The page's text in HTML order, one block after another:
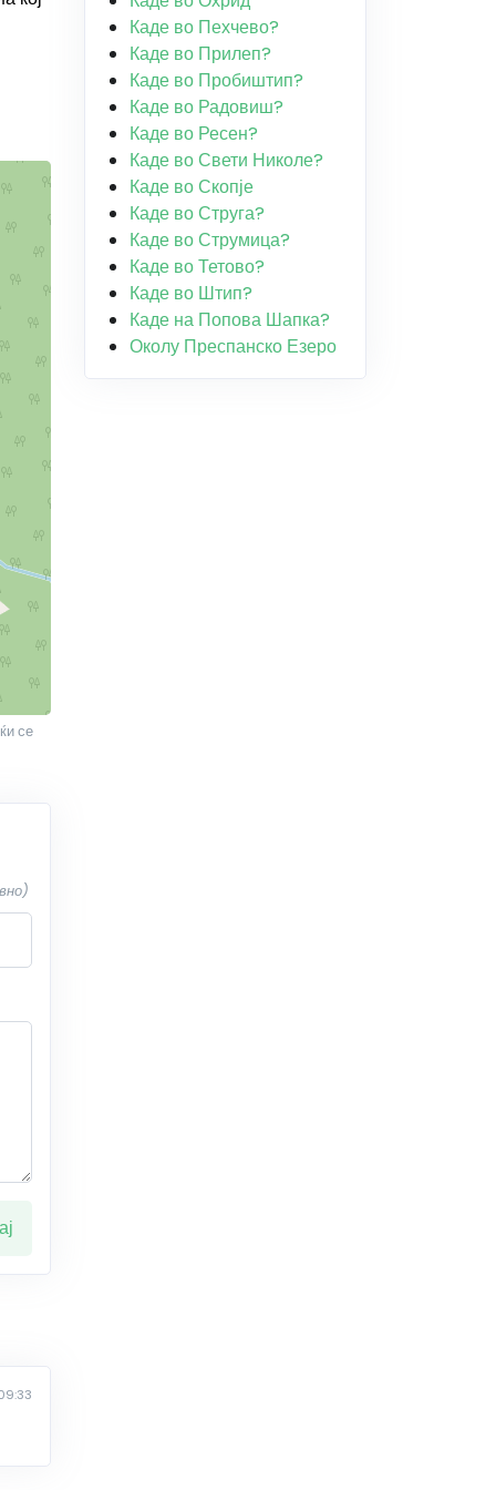
се
Каде во Пехчево?
Каде во Прилеп?
Каде во Пробиштип?
Каде во Радовиш?
Каде во Ресен?
Каде во Свети Николе?
Каде во Скопје
Каде во Струга?
Каде во Струмица?
Каде во Тетово?
Каде во Штип?
Каде на Попова Шапка?
Околу Преспанско Езеро